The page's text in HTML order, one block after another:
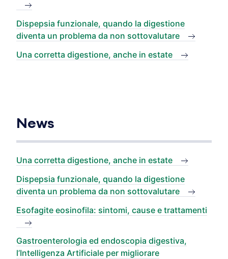
Dispepsia funzionale, quando la digestione
diventa un problema da non sottovalutare
Una corretta digestione, anche in estate
News
Una corretta digestione, anche in estate
Dispepsia funzionale, quando la digestione
diventa un problema da non sottovalutare
Esofagite eosinofila: sintomi, cause e trattamenti
Gastroenterologia ed endoscopia digestiva,
l’Intelligenza Artificiale per migliorare